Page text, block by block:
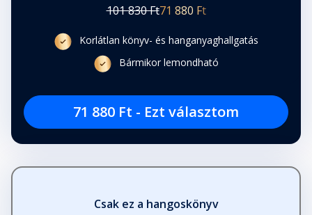
101 830 Ft71 880 Ft
Korlátlan könyv- és hanganyaghallgatás
Bármikor lemondható
71 880 Ft - Ezt választom
Csak ez a hangoskönyv